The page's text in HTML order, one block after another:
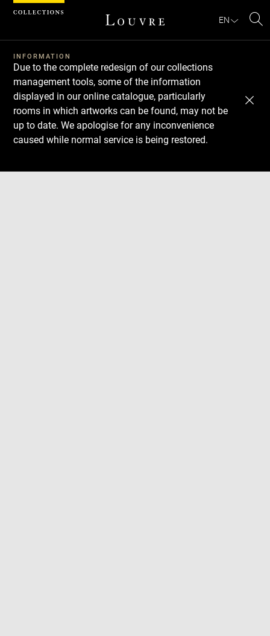
EN
INFORMATION
Due to the complete redesign of our collections
management tools, some of the information
displayed in our online catalogue, particularly
rooms in which artworks can be found, may not be
up to date. We apologise for any inconvenience
caused while normal service is being restored.
Download
Next
Previous
Cookies management panel